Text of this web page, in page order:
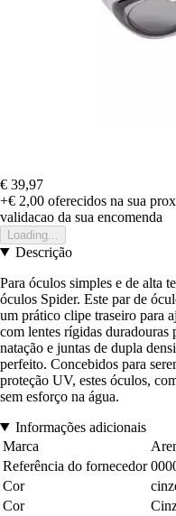
€ 39,97
+€ 2,00 oferecidos na sua
validacao da sua encomenda
Loading...
Descrição
Para óculos simples e de alta
óculos Spider. Este par de
um prático clipe traseiro para
com lentes rígidas duradouras
natação e juntas de dupla
perfeito. Concebidos para
proteção UV, estes óculos,
sem esforço na água.
Informações adicionais
Marca
Referência do fornecedor
Cor
Cor